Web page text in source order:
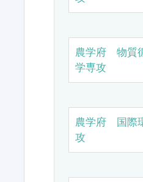
農学府 物質
学専攻
農学府 国際
攻